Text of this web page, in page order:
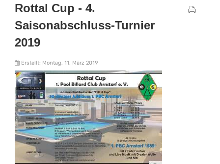
Rottal Cup - 4.
Saisonabschluss-Turnier
2019
Erstellt: Montag, 11. März 2019